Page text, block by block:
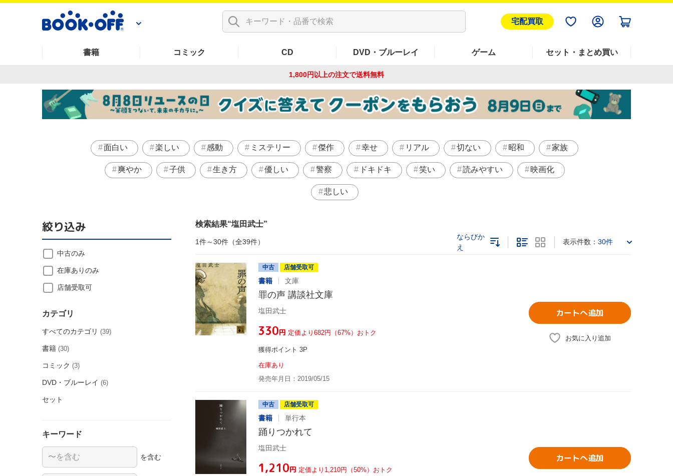
宅配買取
書籍 コミック CD DVD・ブルーレイ ゲーム セット・まとめ買い
1,800円以上の注文で送料無料
面白い 楽しい 感動 ミステリー 傑作 幸せ リアル 切ない 昭和 家族
爽やか 子供 生き方 優しい 警察 ドキドキ 笑い 読みやすい 映画化
悲しい
検索結果 塩田武士
1件～30件（全39件）
ならびか
え
表示件数： 30件
中古 店舗受取可
書籍 文庫
罪の声 講談社文庫
塩田武士
¥330円 定価より682円（67%）おトク
獲得ポイント 3P
在庫あり
発売年月日：2019/05/15
カートへ追加
お気に入り追加
中古 店舗受取可
書籍 単行本
踊りつかれて
塩田武士
¥1,210円 定価より1,210円（50%）おトク
カートへ追加
絞り込み
中古のみ
在庫ありのみ
店舗受取可
カテゴリ
すべてのカテゴリ (39)
書籍 (30)
コミック (3)
DVD・ブルーレイ (6)
セット
キーワード
を含む